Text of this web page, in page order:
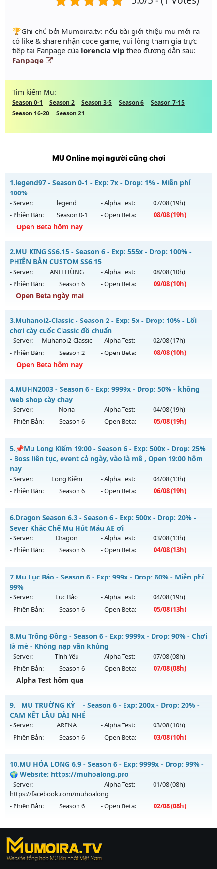
️🏆Ghi chú bởi Mumoira.tv: nếu bài giới thiệu mu mới ra
có like & share nhận code game, vui lòng tham gia trực
tiếp tại Fanpage của lorencia vip theo đường dẫn sau:
Fanpage
Tìm kiếm Mu:
Season 0-1 Season 2 Season 3-5 Season 6
Season 7-15
Season 16-20
Season 21
MU Online mọi người cũng chơi
1.legend97 - Season 0-1 - Exp: 7x - Drop: 1% - Miễn phí
100%
- Server: legend - Alpha Test: 07/08(19h)
- Phiên Bản:
Season 0-1 - Open Beta: 08/08(19h)
Open Beta hôm nay
Mu mới ra tháng 08 2026 - Mở máy chủ
ngày 08/08/2626
Exp: 7x - Drop: 1%
Kiểu reset: Reset In Game
Antihack: Bandicam Hack 100%
2.MU KING SS6.15 - Season 6 - Exp: 555x - Drop: 100% -
PHIÊN BẢN CUSTOM SS6.15
- Server: ANH HÙNG - Alpha Test: 08/08(10h)
- Phiên Bản:
Season 6 - Open Beta: 09/08(10h)
Open Beta ngày mai
MU KING SS6.15 - PHIÊN BẢN CUSTOM SS6.15
Mu mới ra tháng 08 2026 - Mở máy chủ
ngày 09/08/2626
Exp: 555x - Drop: 100%
Kiểu reset: Reset In Game
Antihack: SPK
3.Muhanoi2-Classic - Season 2 - Exp: 5x - Drop: 10% - Lối
chơi cày cuốc Classic đồ chuẩn
- Server: Muhanoi2-Classic - Alpha Test: 02/08(17h)
- Phiên Bản:
Season 2 - Open Beta: 08/08(10h)
Open Beta hôm nay
Muhanoi2-Classic - Lối chơi cày cuốc Classic đồ chuẩn
Mu mới ra tháng 08 2026 - Mở máy chủ
vào 10h ngày 08/08/2626
Exp: 5x - Drop: 10%
Thể loại: Mu Nguyên bản Webzen
Antihack: Pro
4.MUHN2003 - Season 6 - Exp: 9999x - Drop: 50% - không
web shop cày chay
- Server: Noria - Alpha Test: 04/08(19h)
- Phiên Bản:
Season 6 - Open Beta: 05/08(19h)
MUHN2003 - không web shop cày chay
Mu mới ra tháng 08 2026 - Mở máy chủNoriavào 19h ngày
05/08/2626
Exp: 9999x - Drop: 50%
Antihack: XSHield
5. 📌Mu Long Kiếm 19:00 - Season 6 - Exp: 500x - Drop: 25%
- Boss liên tục, event cả ngày, vào là mê , Open 19:00 hôm
nay
- Server: Long Kiếm - Alpha Test: 04/08(13h)
- Phiên Bản:
Season 6 - Open Beta: 06/08(19h)
mê , Open 19:00 hôm nay
Mu mới ra tháng 08 2026 - Mở máy chủ
Long Kiếmvào 19h
ngày 06/08/2626
Kiểu reset: Reset In Game
Thể loại: Mu Nguyên bản Webzen
Antihack: VIP SHIELD
6.Dragon Season 6.3 - Season 6 - Exp: 500x - Drop: 20% -
Sever Khắc Chế Mu Hút Máu AE ơi
- Server: Dragon - Alpha Test: 03/08(13h)
- Phiên Bản:
Season 6 - Open Beta: 04/08(13h)
Dragon Season 6.3 - Sever Khắc Chế Mu Hút Máu AE ơi
Mu mới ra tháng 08 2026 - Mở máy chủ
ngày 04/08/2626
Exp: 500x - Drop: 20%
Thể loại: Mu Nguyên bản Webzen
Antihack: Antihack
7.Mu Lục Bảo - Season 6 - Exp: 999x - Drop: 60% - Miễn phí
99%
- Server: Lục Bảo - Alpha Test: 04/08(19h)
- Phiên Bản:
Season 6 - Open Beta: 05/08(13h)
Mu Lục Bảo - Miễn phí 99%
Mu mới ra tháng 08 2026 - Mở máy chủ
ngày 05/08/2626
Exp: 999x - Drop: 60%
Kiểu reset: Non Reset
Thể loại: Mu Custom thêm đồ mới
Antihack: SharkAnti
8.Mu Trống Đồng - Season 6 - Exp: 9999x - Drop: 90% - Chơi
là mê - Không nạp vẫn khủng
- Server: Tình Yêu - Alpha Test: 07/08(08h)
- Phiên Bản:
Season 6 - Open Beta: 07/08(08h)
Alpha Test hôm qua
Mu Trống Đồng - Chơi là mê - Không nạp vẫn khủng
Mu mới ra tháng 08 2026 - Mở máy chủ
ngày 07/08/2626
Exp: 9999x - Drop: 90%
Thể loại: Mu Nguyên bản Webzen
Antihack: ICMPROTECT ✅ 🔴 ✨ ⚡️
9. __MU TRUỜNG KỲ__ - Season 6 - Exp: 200x - Drop: 20% -
CAM KẾT LÂU DÀI NHÉ
- Server: ARENA - Alpha Test: 03/08(10h)
- Phiên Bản:
Season 6 - Open Beta: 03/08(10h)
__MU TRUỜNG KỲ__ - CAM KẾT LÂU DÀI NHÉ
Mu mới ra tháng 08 2026 - Mở máy chủ
ngày 03/08/2626
Exp: 200x - Drop: 20%
Thể loại: Mu Nguyên bản Webzen
Antihack: GoldShield
10.MU HỎA LONG 6.9 - Season 6 - Exp: 9999x - Drop: 99% -
🌍 Website: https://muhoalong.pro
- Server:
https://facebook.com/muhoalong
- Alpha Test: 01/08(08h)
- Phiên Bản: Season 6 - Open Beta: 02/08(08h)
MU HỎA LONG 6.9 - 🌍 Website: https://muhoalong.pro
Mu mới ra tháng 08 2026 - Mở máy chủ
https://facebook.com/muhoalong
02/08/2626
https://ktdb.net/ |789club
đổi thưởng
|Xôi Lạc